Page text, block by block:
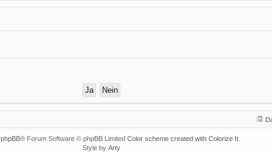
phpBB® Forum Software © phpBB Limited Color scheme created with Colorize It.
Style by Arty